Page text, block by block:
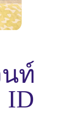
ท์